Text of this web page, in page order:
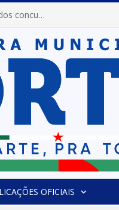
Prefeitura de Portel prorroga inscrições e altera horários dos concursos “Musa” e “Miss Mix Verão 2026”
OFICIAIS